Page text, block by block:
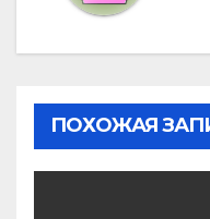
ПОХОЖАЯ